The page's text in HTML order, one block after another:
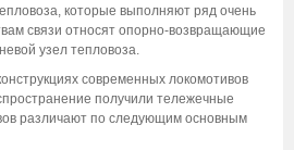
которые выполняют ряд очень
связи относят опорно-возвращающие
узел тепловоза.
современных локомотивов
получили тележечные
различают по следующим основным